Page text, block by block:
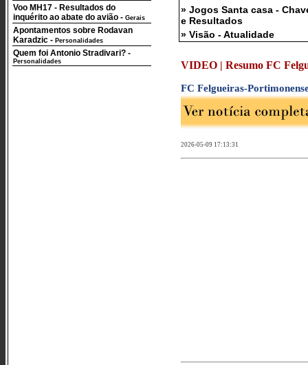
Voo MH17 - Resultados do
inquérito ao abate do avião - Gerais
Apontamentos sobre Rodavan
Karadzic - Personalidades
Quem foi Antonio Stradivari? -
Personalidades
» Jogos Santa casa -
e Resultados
» Visão - Atualidade
VIDEO | Resumo FC
FC Felgueiras-
2026-05-09 17:13:31